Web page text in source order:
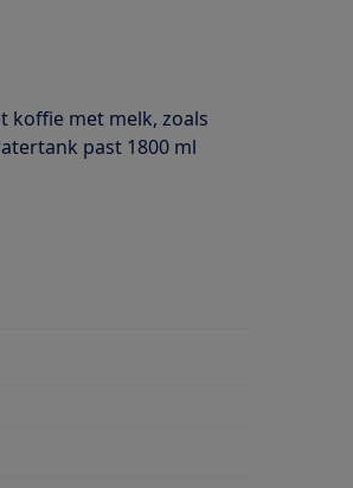
koffie met melk, zoals
past 1800 ml